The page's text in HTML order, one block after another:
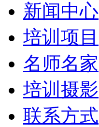
新闻中心
培训项目
名师名家
培训摄影
联系方式